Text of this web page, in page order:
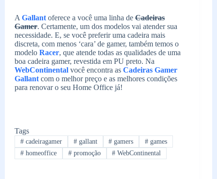
AGallantoferece a você uma linha de Cadeiras
Gamer. Certamente, um dos modelos vai atender sua
necessidade. E, se você preferir uma cadeira mais
discreta, com menos ‘cara’ de gamer, também temos o
modelo Racer, que atende todas as qualidades de uma
boa cadeira gamer, revestida em PU preto. Na
WebContinental você encontra as Cadeiras Gamer
Gallantcom o melhor preço e as melhores condições
para renovar o seu Home Office já!
Tags
#cadeiragamer #gallant # gamers # games
#homeoffice #promoção # WebContinental